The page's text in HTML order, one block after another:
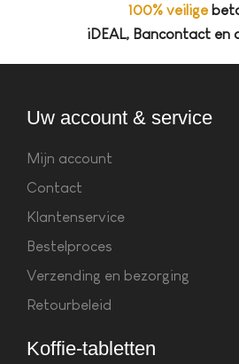
100% veilige
iDEAL, Bancontact en
Uw account & service
Mijn account
Contact
Klantenservice
Bestelproces
Verzending en bezorging
Retourbeleid
Koffie-tabletten